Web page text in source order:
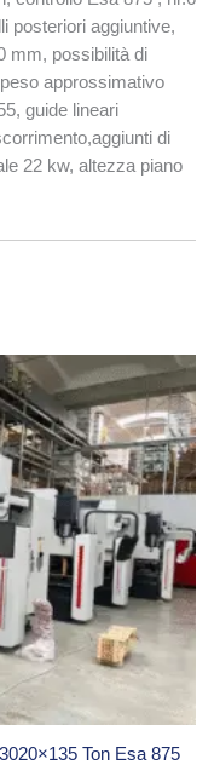
posteriori aggiuntive,
mm, possibilità di
approssimativo
guide lineari
di
22 kw, altezza piano
Ton Esa 875